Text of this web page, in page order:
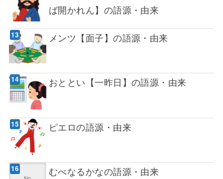
ば開かれん】の語源・由来
メンツ【面子】の語源・由来
おととい【一昨日】の語源・由来
ピエロの語源・由来
むべなるかなの語源・由来